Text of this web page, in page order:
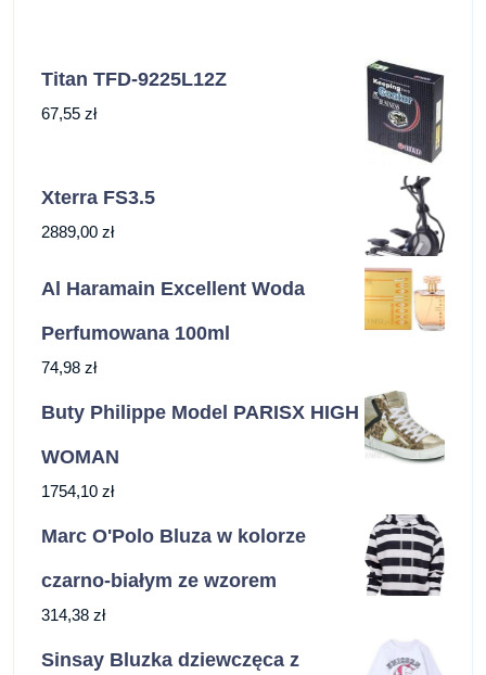
Titan TFD-9225L12Z
67,55 zł
Xterra FS3.5
2889,00 zł
Al Haramain Excellent Woda
Perfumowana 100ml
74,98 zł
Buty Philippe Model PARISX HIGH
WOMAN
1754,10 zł
Marc O'Polo Bluza w kolorze
czarno-białym ze wzorem
314,38 zł
Sinsay Bluzka dziewczęca z